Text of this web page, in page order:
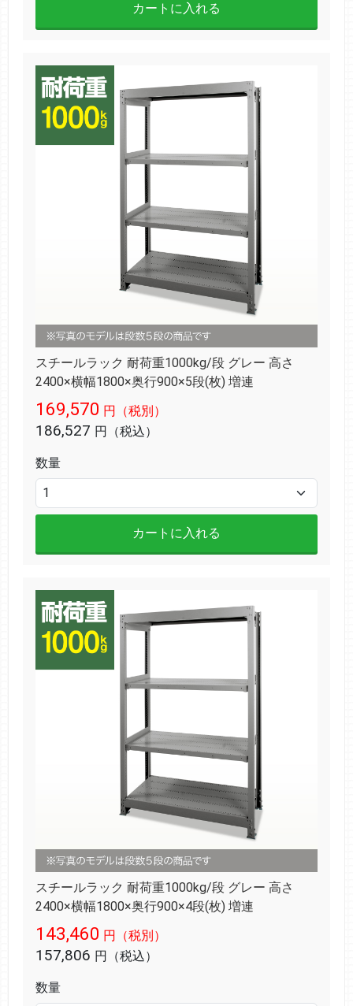
カートに入れる
スチールラック 耐荷重1000kg/段 グレー 高さ
2400×横幅1800×奥行900×5段(枚) 増連
169,570 円（税別）
186,527 円（税込）
数量
カートに入れる
スチールラック 耐荷重1000kg/段 グレー 高さ
2400×横幅1800×奥行900×4段(枚) 増連
143,460 円（税別）
157,806 円（税込）
数量